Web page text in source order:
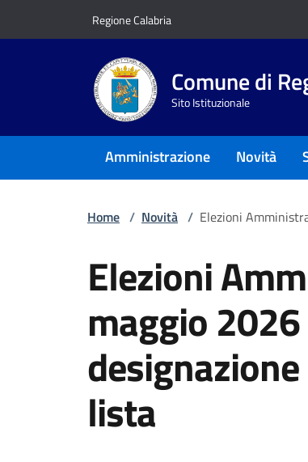
Regione Calabria
Comune di
Sito Istituzionale
Amministrazione Novità
Home / Novità / Elezioni
Elezioni
maggio
lista